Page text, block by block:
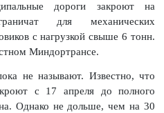
дороги закроют на
для механических
с нагрузкой свыше 6 тонн.
Миндортрансе.
не называют. Известно, что
с 17 апреля до полного
Однако не дольше, чем на 30